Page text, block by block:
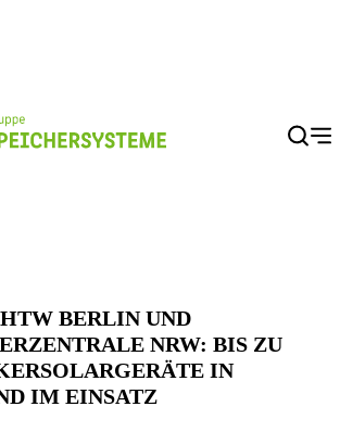
Menü
BERLIN UND
NRW: BIS ZU
IN
IM EINSATZ